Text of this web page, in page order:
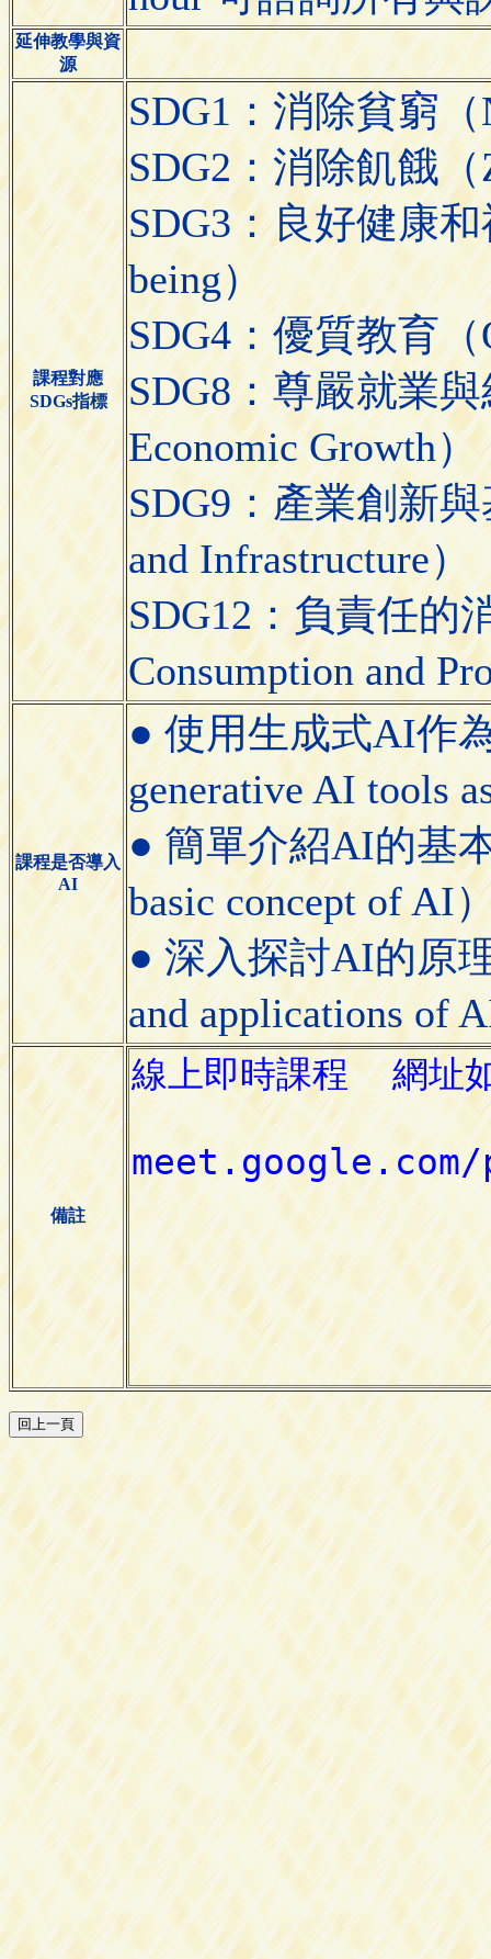
延伸教學與資
源
課程對應
SDGs指標
SDG1：消除貧窮（
SDG2：消除飢餓（
SDG3：良好健康
being）
SDG4：優質教育
SDG8：尊嚴就業
Economic Growth）
SDG9：產業創新
and Infrastructure）
SDG12：負責任的
Consumption and
課程是否導入
AI
● 使用生成式AI作
generative AI tools
● 簡單介紹AI的基
basic concept of AI
● 深入探討AI的原
and applications of
備註